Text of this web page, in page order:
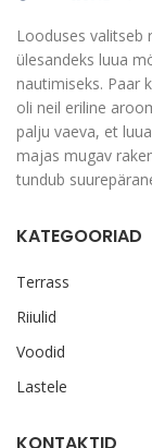
Looduses valitseb
ülesandeks luua
nautimiseks. Paar
oli neil eriline
palju vaeva, et
majas mugav
tundub
KATEGOORIAD
Terrass
Riiulid
Voodid
Lastele